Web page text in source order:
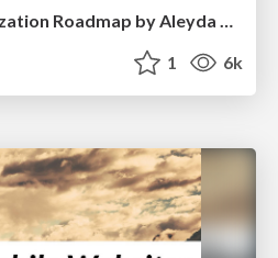
The AI Search Optimization Roadmap by Aleyda Solis
1 6k